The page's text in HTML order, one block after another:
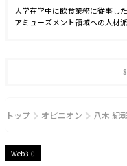
大学在学中に飲食業務に従事し
アミューズメント領域への人材
トップ オピニオン 八木 紀
Web3.0